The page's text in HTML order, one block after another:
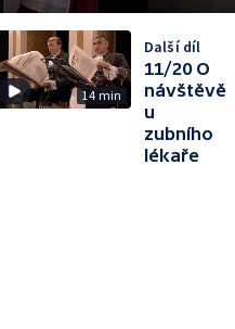
14 min
Další díl
11/20 O
návštěvě
u
zubního
lékaře